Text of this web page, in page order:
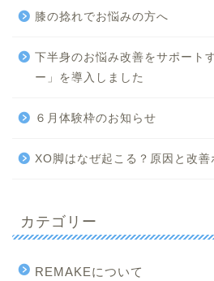
膝の捻れでお悩みの方へ
下半身のお悩み改善をサポート
ー」を導入しました
６月体験枠のお知らせ
XO脚はなぜ起こる？原因と改善
カテゴリー
REMAKEについて